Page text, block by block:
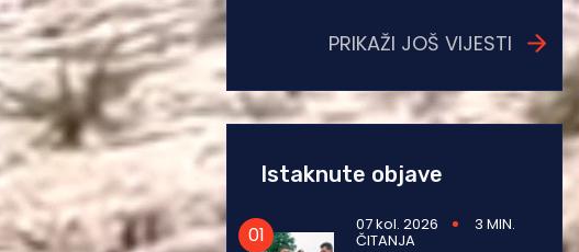
PRIKAŽI JOŠ VIJESTI
Istaknute objave
07 kol. 2026 3 MIN.
ČITANJA